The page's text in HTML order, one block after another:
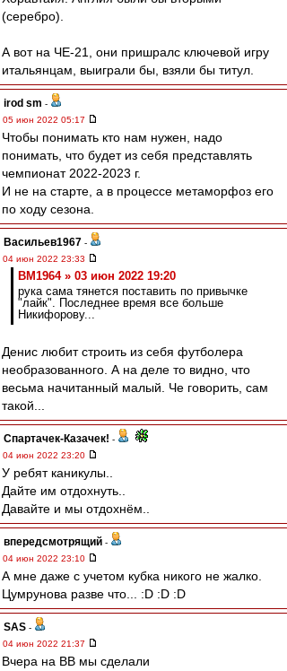
(серебро).
А вот на ЧЕ-21, они пришралс ключевой игру
итальянцам, выиграли бы, взяли бы титул.
irod sm -
05 июн 2022 05:17
Чтобы понимать кто нам нужен, надо
понимать, что будет из себя представлять
чемпионат 2022-2023 г.
И не на старте, а в процессе метаморфоз его
по ходу сезона.
Васильев1967 -
04 июн 2022 23:33
BM1964 » 03 июн 2022 19:20
рука сама тянется поставить по привычке
"лайк". Последнее время все больше
Никифорову...
Денис любит строить из себя футболера
необразованного. А на деле то видно, что
весьма начитанный малый. Че говорить, сам
такой...
Спартачек-Казачек! -
04 июн 2022 23:20
У ребят каникулы..
Дайте им отдохнуть..
Давайте и мы отдохнём..
впередсмотрящий -
04 июн 2022 23:10
А мне даже с учетом кубка никого не жалко.
Цумрунова разве что... :D :D :D
SAS -
04 июн 2022 21:37
Вчера на ВВ мы сделали